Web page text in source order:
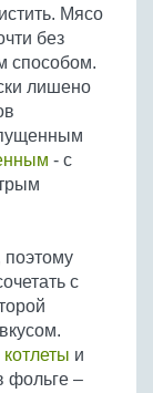
Мясо
без
способом.
лишено
- с
поэтому
с
котлеты и
фольге –